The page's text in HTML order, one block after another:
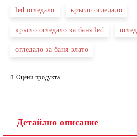
Ние ще се свържем с вас в рамките на
led огледало кръгло огледало
кръгло огледало за баня led
огледало за баня злато
Оцени продукта
Детайлно описание